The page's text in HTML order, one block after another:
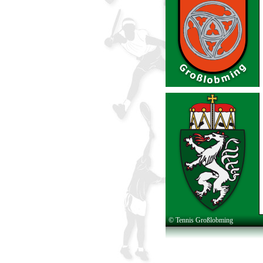
© Tennis Großlobming